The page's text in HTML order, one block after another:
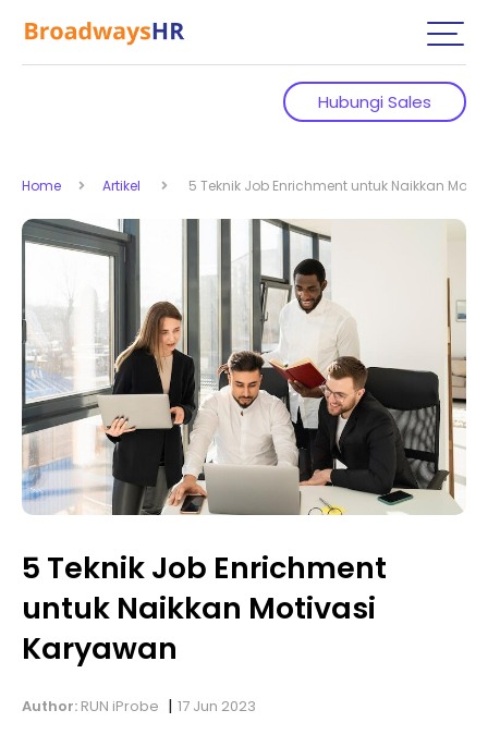
Hubungi Sales
Home Artikel 5 Teknik Job Enrichment untuk Naikkan
5 Teknik Job Enrichment
untuk Naikkan Motivasi
Karyawan
Author: RUN iProbe | 17 Jun 2023